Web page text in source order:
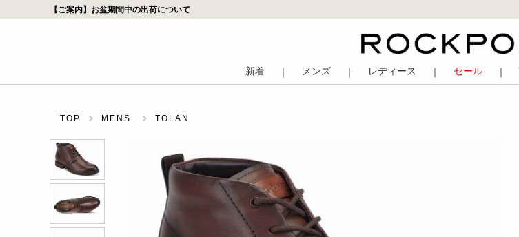
【ご案内】お盆期間中の出荷について
新着 ｜ メンズ ｜ レディース ｜ セール ｜
TOP MENS TOLAN